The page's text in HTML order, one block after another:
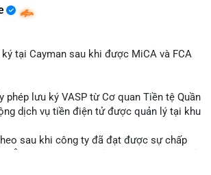
tại Cayman sau khi được MiCA và FCA
phép lưu ký VASP từ Cơ quan Tiền tệ Quần
dịch vụ tiền điện tử được quản lý tại khu
sau khi công ty đã đạt được sự chấp